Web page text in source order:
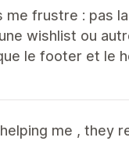
frustre : pas
wishlist ou
le footer et le
me , they